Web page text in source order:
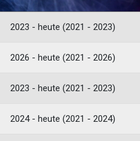
2023 - heute (2021 - 2023)
2026 - heute (2021 - 2026)
2023 - heute (2021 - 2023)
2024 - heute (2021 - 2024)